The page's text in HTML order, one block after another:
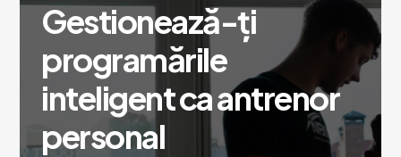
Gestionează-ți
programările
inteligent ca antrenor
personal